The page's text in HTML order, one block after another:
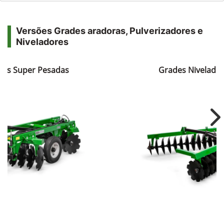
Versões Grades aradoras, Pulverizadores e
Niveladores
Super Pesadas Grades